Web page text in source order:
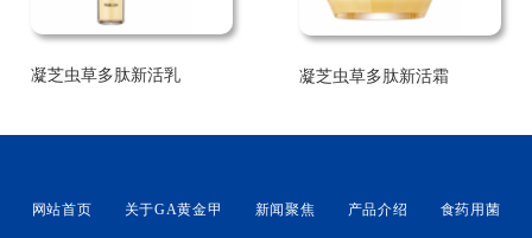
凝芝虫草多肽新活乳 凝芝虫草多肽新活霜
网站首页 关于GA黄金甲 新闻聚焦 产品介绍 食药用菌